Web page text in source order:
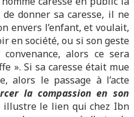
donner sa caresse, il ne
envers l’enfant, et voulait,
en société, ou si son geste
alors ce sera
». Si sa caresse était mue
alors le passage à l’acte
la compassion en son
illustre le lien qui chez Ibn